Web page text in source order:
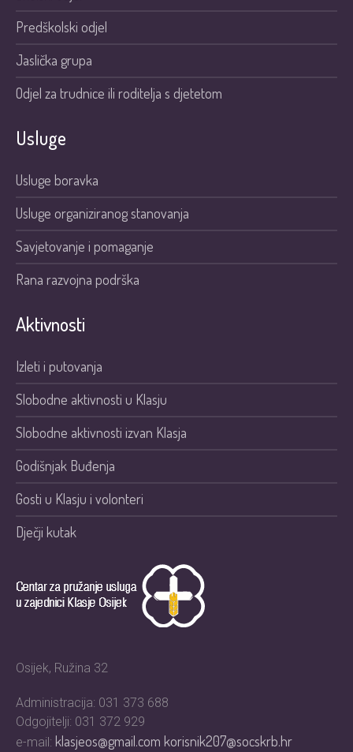
Predškolski odjel
Jaslička grupa
Odjel za trudnice ili roditelja s djetetom
Usluge
Usluge boravka
Usluge organiziranog stanovanja
Savjetovanje i pomaganje
Rana razvojna podrška
Aktivnosti
Izleti i putovanja
Slobodne aktivnosti u Klasju
Slobodne aktivnosti izvan Klasja
Godišnjak Buđenja
Gosti u Klasju i volonteri
Dječji kutak
Osijek, Ružina 32
Administracija: 031 373 688
Odgojitelji: 031 372 929
e-mail: klasjeos@gmail.comkorisnik207@socskrb.hr